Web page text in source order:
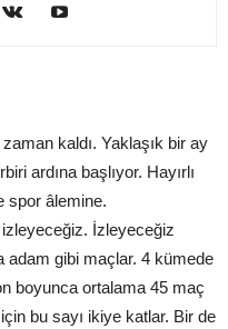
kaldı. Yaklaşık bir ay
ardına başlıyor. Hayırlı
spor âlemine.
izleyeceğiz. İzleyeceğiz
adam gibi maçlar. 4 kümede
boyunca ortalama 45 maç
bu sayı ikiye katlar. Bir de